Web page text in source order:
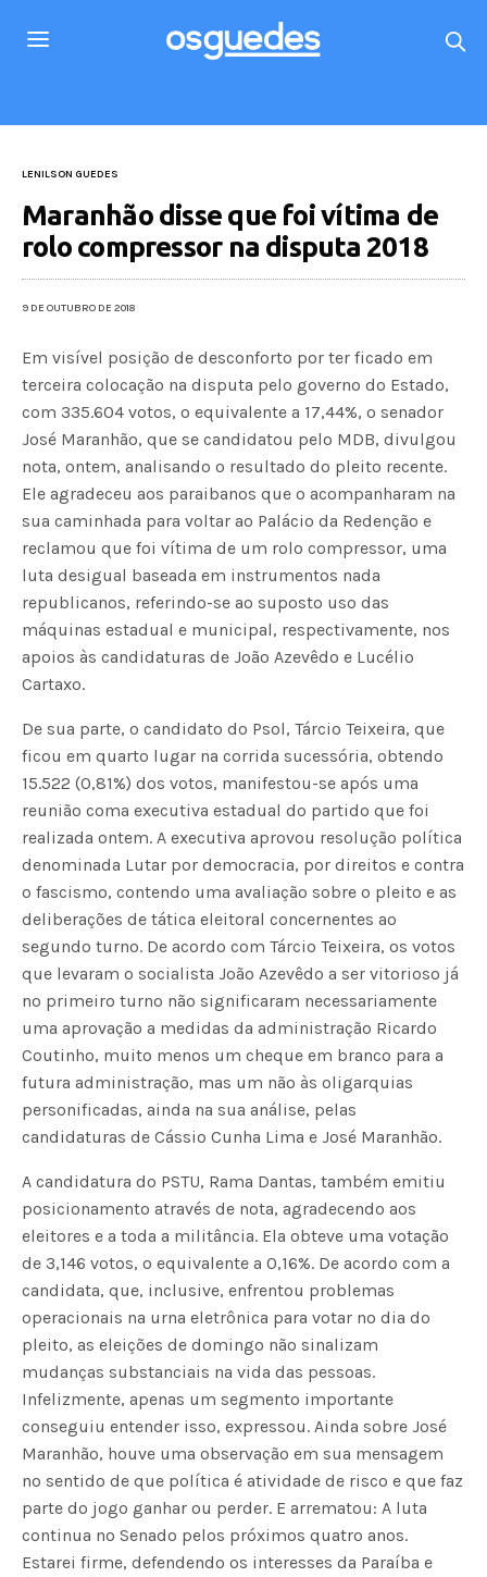
LENILSON GUEDES
Maranhão disse que foi vítima de
rolo compressor na disputa 2018
9 DE OUTUBRO DE 2018
Em visível posição de desconforto por ter ficado em
terceira colocação na disputa pelo governo do Estado,
com 335.604 votos, o equivalente a 17,44%, o senador
José Maranhão, que se candidatou pelo MDB, divulgou
nota, ontem, analisando o resultado do pleito recente.
Ele agradeceu aos paraibanos que o acompanharam na
sua caminhada para voltar ao Palácio da Redenção e
reclamou que foi vítima de um rolo compressor, uma
luta desigual baseada em instrumentos nada
republicanos, referindo-se ao suposto uso das
máquinas estadual e municipal, respectivamente, nos
apoios às candidaturas de João Azevêdo e Lucélio
Cartaxo.
De sua parte, o candidato do Psol, Tárcio Teixeira, que
ficou em quarto lugar na corrida sucessória, obtendo
15.522 (0,81%) dos votos, manifestou-se após uma
reunião coma executiva estadual do partido que foi
realizada ontem. A executiva aprovou resolução política
denominada Lutar por democracia, por direitos e contra
o fascismo, contendo uma avaliação sobre o pleito e as
deliberações de tática eleitoral concernentes ao
segundo turno. De acordo com Tárcio Teixeira, os votos
que levaram o socialista João Azevêdo a ser vitorioso já
no primeiro turno não significaram necessariamente
uma aprovação a medidas da administração Ricardo
Coutinho, muito menos um cheque em branco para a
futura administração, mas um não às oligarquias
personificadas, ainda na sua análise, pelas
candidaturas de Cássio Cunha Lima e José Maranhão.
A candidatura do PSTU, Rama Dantas, também emitiu
posicionamento através de nota, agradecendo aos
eleitores e a toda a militância. Ela obteve uma votação
de 3,146 votos, o equivalente a 0,16%. De acordo com a
candidata, que, inclusive, enfrentou problemas
operacionais na urna eletrônica para votar no dia do
pleito, as eleições de domingo não sinalizam
mudanças substanciais na vida das pessoas.
Infelizmente, apenas um segmento importante
conseguiu entender isso, expressou. Ainda sobre José
Maranhão, houve uma observação em sua mensagem
no sentido de que política é atividade de risco e que faz
parte do jogo ganhar ou perder. E arrematou: A luta
continua no Senado pelos próximos quatro anos.
Estarei firme, defendendo os interesses da Paraíba e